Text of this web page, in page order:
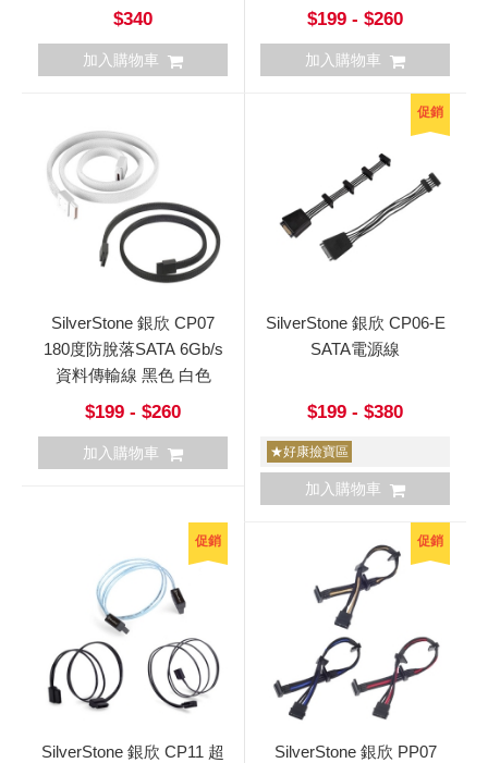
$340
加入購物車
$199 - $260
加入購物車
SilverStone 銀欣 CP07
180度防脫落SATA 6Gb/s
資料傳輸線 黑色 白色
$199 - $260
加入購物車
促銷
SilverStone 銀欣 CP06-E
SATA電源線
$199 - $380
★好康撿寶區
加入購物車
促銷
SilverStone 銀欣 CP11 超
促銷
SilverStone 銀欣 PP07